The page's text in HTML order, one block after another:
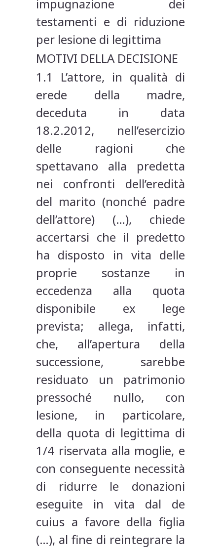
impugnazione dei
testamenti e di riduzione
per lesione di legittima
MOTIVI DELLA DECISIONE
1.1 L’attore, in qualità di
erede della madre,
deceduta in data
18.2.2012, nell’esercizio
delle ragioni che
spettavano alla predetta
nei confronti dell’eredità
del marito (nonché padre
dell’attore) (…), chiede
accertarsi che il predetto
ha disposto in vita delle
proprie sostanze in
eccedenza alla quota
disponibile ex lege
prevista; allega, infatti,
che, all’apertura della
successione, sarebbe
residuato un patrimonio
pressoché nullo, con
lesione, in particolare,
della quota di legittima di
1/4 riservata alla moglie, e
con conseguente necessità
di ridurre le donazioni
eseguite in vita dal de
cuius a favore della figlia
(…), al fine di reintegrare la